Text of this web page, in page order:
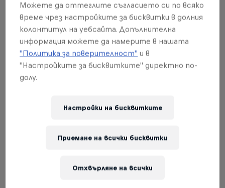
Можете да оттеглите съгласието си по всяко
време чрез настройките за бисквитки в долния
колонтитул на уебсайта. Допълнителна
информация можете да намерите в нашата
"Политика за поверителност" и в
"Настройките за бисквитките" директно по-
долу.
Настройки на бисквитките
Отхвърляне на всички
Приемане на всички бисквитки